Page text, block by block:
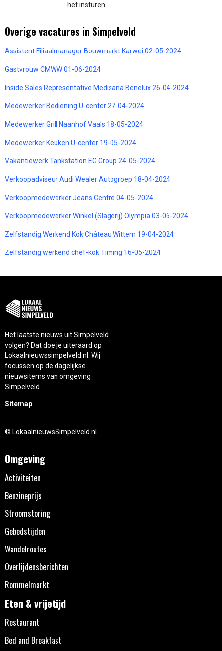
het insturen.
Overige vacatures in Simpelveld
Assistent Filiaalmanager Bouwmarkt Karwei 02-05-2024
Gastvrouw CMWW 01-06-2024
Inside Sales Representative Medisana Benelux 26-04-2024
Medewerker Bediening U-center 27-04-2024
Medewerker Grill Naanhof Vaals 18-05-2024
Medewerker Keuken U-center 19-05-2024
Vakantiewerk Tankstation EG Group 24-05-2024
Verkoopadviseur Audi Wealer Autogroep 18-04-2024
Verkoopmedewerker Jeans Centre 04-05-2024
Verkoopmedewerker Winkel (Slagerij) Olympia 03-06-2024
Zelfstandig Werkend Kok Château Wittem 19-04-2024
Zelfstandig werkend chef-kok Timing 16-05-2024
Het laatste nieuws uit Simpelveld
volgen? Dat doe je uiteraard op
Lokaalnieuwssimpelveld.nl. Wij
focussen op de dagelijkse
nieuwsitems van omgeving
Simpelveld.
Sitemap
© LokaalnieuwsSimpelveld.nl
Omgeving
Activiteiten
Benzineprijs
Stroomstoring
Gebedstijden
Wandelroutes
Overlijdensberichten
Rommelmarkt
Eten & vrijetijd
Restaurant
Bed and Breakfast